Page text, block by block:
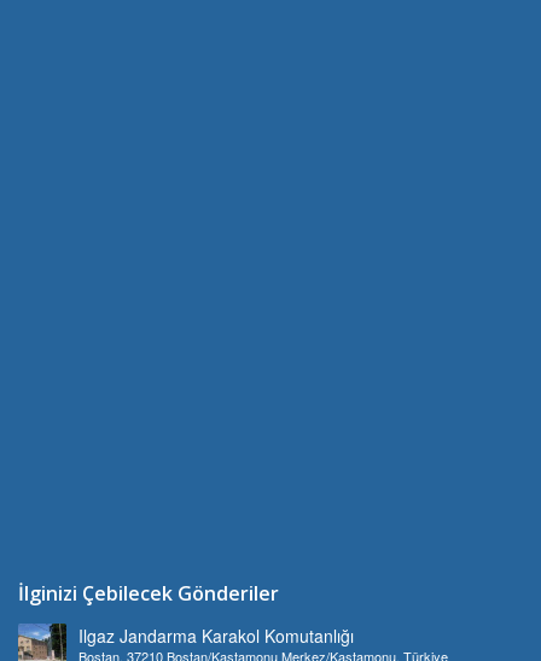
İlginizi Çebilecek Gönderiler
Ilgaz Jandarma Karakol Komutanlığı
Bostan, 37210 Bostan/Kastamonu Merkez/Kastamonu, Türkiye